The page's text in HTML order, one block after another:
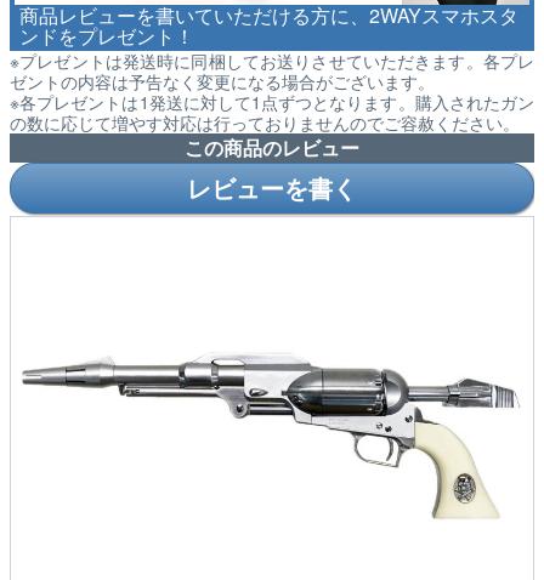
商品レビューを書いていただける方に、2WAYスマホスタ
ンドをプレゼント！
※プレゼントは発送時に同梱してお送りさせていただきます。各プレ
ゼントの内容は予告なく変更になる場合がございます。
※各プレゼントは1発送に対して1点ずつとなります。購入されたガン
の数に応じて増やす対応は行っておりませんのでご容赦ください。
この商品のレビュー
レビューを書く